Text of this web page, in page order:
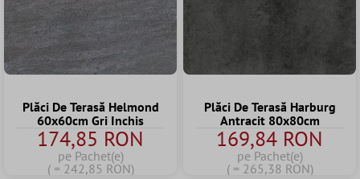
Plăci De Terasă Helmond
60x60cm Gri Inchis
174,85 RON
pe Pachet(e)
( = 242,85 RON)
Plăci De Terasă Harburg
Antracit 80x80cm
169,84 RON
pe Pachet(e)
( = 265,38 RON)